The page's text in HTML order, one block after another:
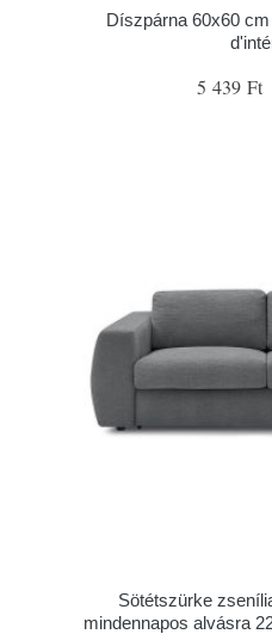
Díszpárna 60x60
5 439 Ft
Sötétszürke
mindennapos alvásra